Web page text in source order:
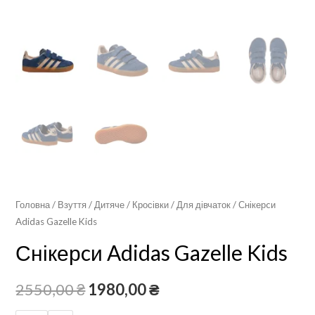
Головна/ Взуття / Дитяче/ Кросівки/ Для дівчаток/ Снікерcи
Adidas Gazelle Kids
Снікерcи Adidas Gazelle Kids
2550,00₴ 1980,00₴